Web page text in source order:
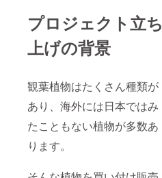
プロジェクト立ち
上げの背景
観葉植物はたくさん種類が
あり、海外には日本ではみ
たこともない植物が多数あ
ります。